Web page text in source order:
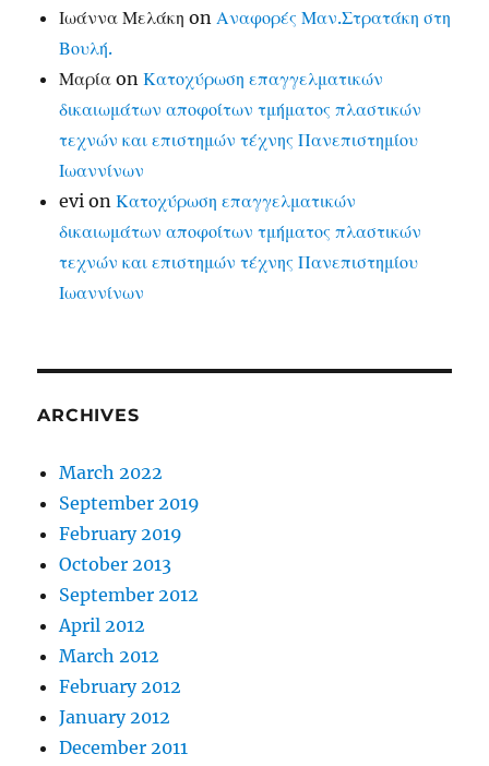
Ιωάννα Μελάκη onΑναφορές Μαν.Στρατάκη στη
Βουλή.
Μαρία onΚατοχύρωση επαγγελματικών
δικαιωμάτων αποφοίτων τμήματος πλαστικών
τεχνών και επιστημών τέχνης Πανεπιστημίου
Ιωαννίνων
evi onΚατοχύρωση επαγγελματικών
δικαιωμάτων αποφοίτων τμήματος πλαστικών
τεχνών και επιστημών τέχνης Πανεπιστημίου
Ιωαννίνων
ARCHIVES
March 2022
September 2019
February 2019
October 2013
September 2012
April 2012
March 2012
February 2012
January 2012
December 2011